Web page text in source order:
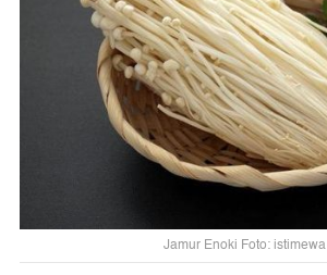
Jamur Enoki Foto: istimewa